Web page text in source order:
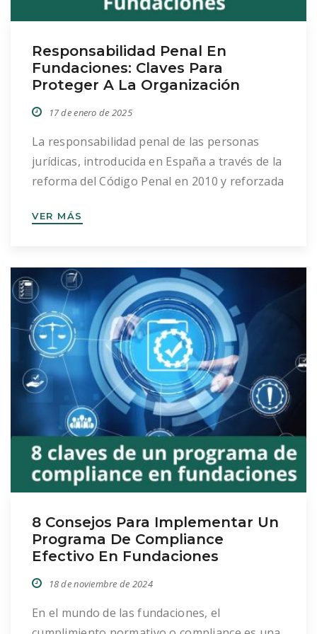
Responsabilidad Penal En
Fundaciones: Claves Para
Proteger A La Organización
17 de enero de 2025
La responsabilidad penal de las personas
jurídicas, introducida en España a través de la
reforma del Código Penal en 2010 y reforzada
el sector fundacional. Las fundaciones, como
cometidos en su seno, lo que resalta la
necesidad […]
VER MÁS
8 Consejos Para Implementar Un
Programa De Compliance
Efectivo En Fundaciones
18 de noviembre de 2024
En el mundo de las fundaciones, el